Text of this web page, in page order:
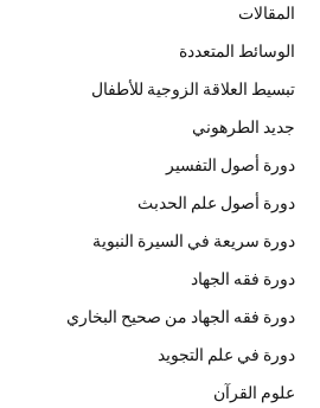
المقالات
الوسائط المتعددة
تبسيط العلاقة الزوجية للأطفال
جديد الطرهوني
دورة أصول التفسير
دورة أصول علم الحدبث
دورة سريعة في السيرة النبوية
دورة فقه الجهاد
دورة فقه الجهاد من صحيح البخاري
دورة في علم التجويد
علوم القرآن